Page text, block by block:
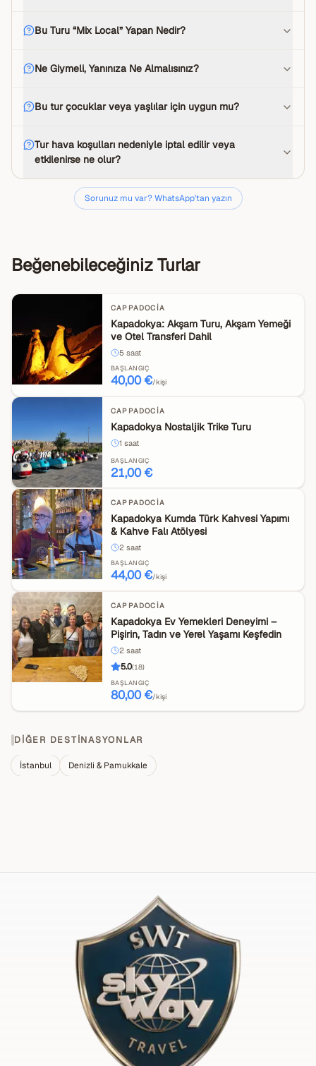
Bu Turu “Mix Local” Yapan Nedir?
Ne Giymeli, Yanınıza Ne Almalısınız?
Bu tur çocuklar veya yaşlılar için uygun mu?
Tur hava koşulları nedeniyle iptal edilir veya
etkilenirse ne olur?
Sorunuz mu var? WhatsApp'tan yazın
Beğenebileceğiniz Turlar
CAPPADOCIA
Kapadokya: Akşam Turu, Akşam Yemeği
ve Otel Transferi Dahil
5 saat
BAŞLANGIÇ
40,00 €/kişi
CAPPADOCIA
Kapadokya Nostaljik Trike Turu
1 saat
BAŞLANGIÇ
21,00 €
CAPPADOCIA
Kapadokya Kumda Türk Kahvesi Yapımı
& Kahve Falı Atölyesi
2 saat
BAŞLANGIÇ
44,00 €/kişi
CAPPADOCIA
Kapadokya Ev Yemekleri Deneyimi –
Pişirin, Tadın ve Yerel Yaşamı Keşfedin
2 saat
5.0(18)
BAŞLANGIÇ
80,00 €/kişi
DIĞER DESTINASYONLAR
İstanbul Denizli & Pamukkale